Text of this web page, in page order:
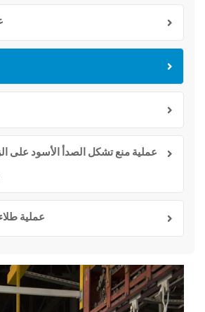
عملية منع تشكل الصدأ الأسود على
عملية